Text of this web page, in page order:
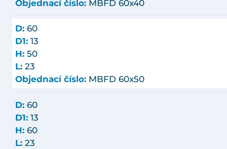
Objednací číslo: MBFD 60x40
D: 60
D1: 13
H: 50
L: 23
Objednací číslo: MBFD 60x50
D: 60
D1: 13
H: 60
L: 23